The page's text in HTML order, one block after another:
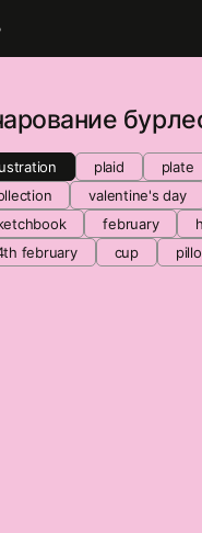
plaid
plate
valentine's day
february
february
cup